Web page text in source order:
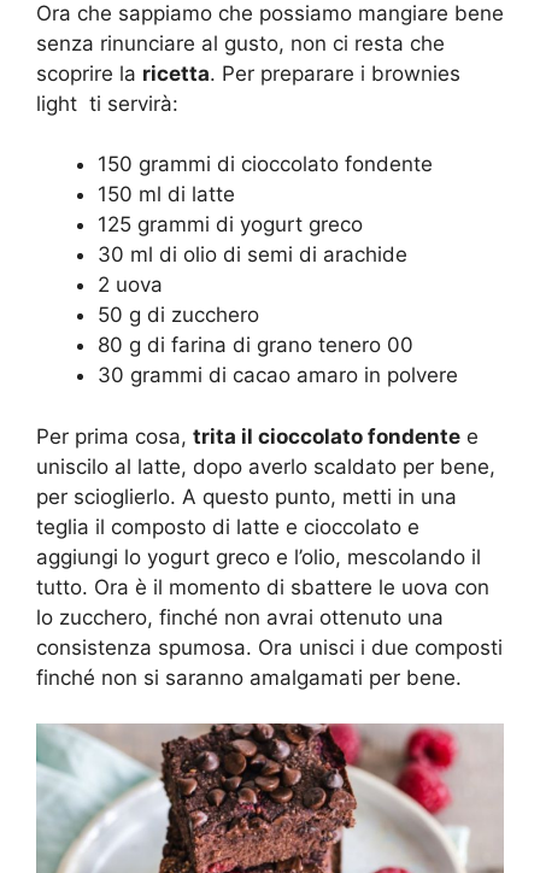
Ora che sappiamo che possiamo mangiare bene
senza rinunciare al gusto, non ci resta che
scoprire la ricetta. Per preparare i brownies
light ti servirà:
150 grammi di cioccolato fondente
150 ml di latte
125 grammi di yogurt greco
30 ml di olio di semi di arachide
2 uova
50 g di zucchero
80 g di farina di grano tenero 00
30 grammi di cacao amaro in polvere
Per prima cosa, trita il cioccolato fondente e
uniscilo al latte, dopo averlo scaldato per bene,
per scioglierlo. A questo punto, metti in una
teglia il composto di latte e cioccolato e
aggiungi lo yogurt greco e l’olio, mescolando il
tutto. Ora è il momento di sbattere le uova con
lo zucchero, finché non avrai ottenuto una
consistenza spumosa. Ora unisci i due composti
finché non si saranno amalgamati per bene.